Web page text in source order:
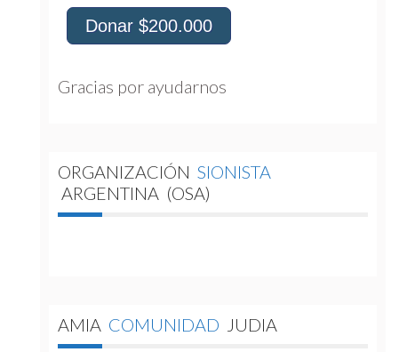
Donar $200.000
Gracias por ayudarnos
ORGANIZACIÓN SIONISTA
ARGENTINA (OSA)
AMIA COMUNIDAD JUDIA